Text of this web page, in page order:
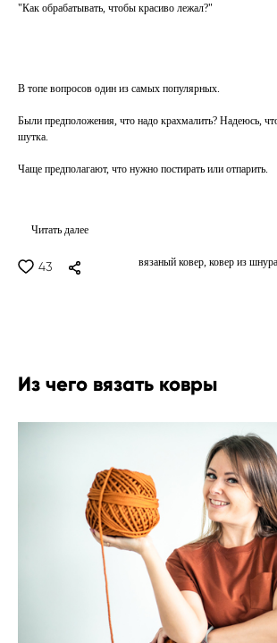
"Как обрабатывать, чтобы красиво лежал?"
В топе вопросов один из самых популярных.
Были предположения, что надо крахмалить? Надеюсь,
шутка.
Чаще предполагают, что нужно постирать или отпарить.
Читать далее
43 вязаный ковер, ковер из шнура,
Из чего вязать ковры